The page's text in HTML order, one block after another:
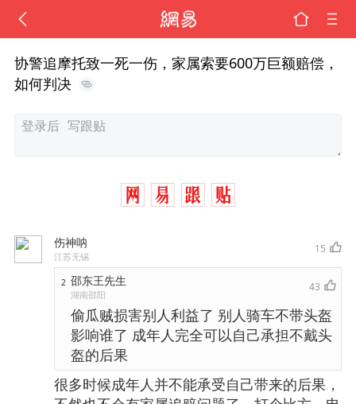
协警追摩托致一死一伤，家属索要600万巨额赔偿，
如何判决
伤神呐
江苏无锡
15
2 邵东王先生
湖南邵阳
43
偷瓜贼损害别人利益了 别人骑车不带头盔
影响谁了 成年人完全可以自己承担不戴头
盔的后果
很多时候成年人并不能承受自己带来的后果，